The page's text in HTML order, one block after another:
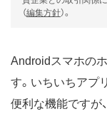
（編集方針）。
Androidスマホの
す。いちいちアプ
便利な機能ですが